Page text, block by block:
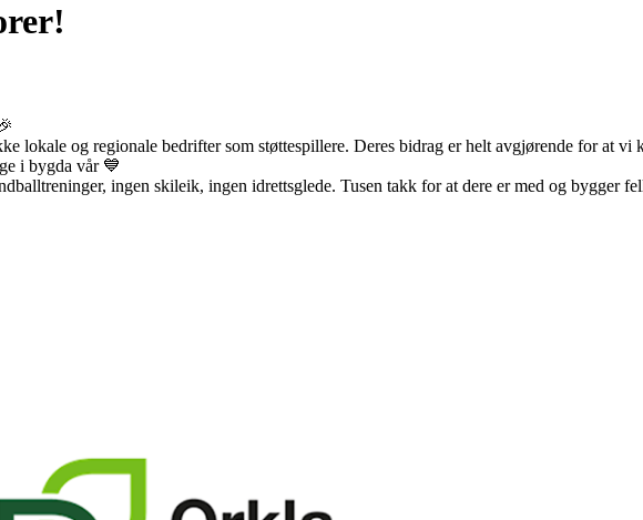
lokale og regionale bedrifter som støttespillere. Deres bidrag er helt avgjørende for at vi
i bygda vår 💙
ingen skileik, ingen idrettsglede. Tusen takk for at dere er med og bygger